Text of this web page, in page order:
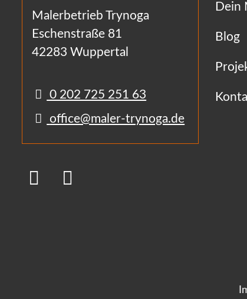
Malerbetrieb Trynoga
Eschenstraße 81
42283 Wuppertal
0 202 725 251 63
office@maler-trynoga.de
Dein
Blog